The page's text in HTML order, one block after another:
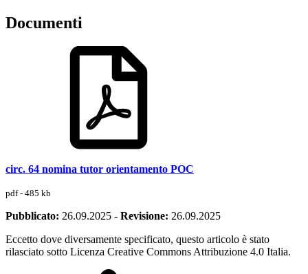
Documenti
circ. 64 nomina tutor orientamento POC
pdf - 485 kb
Pubblicato: 26.09.2025 - Revisione: 26.09.2025
Eccetto dove diversamente specificato, questo articolo è stato
rilasciato sotto Licenza Creative Commons Attribuzione 4.0 Italia.